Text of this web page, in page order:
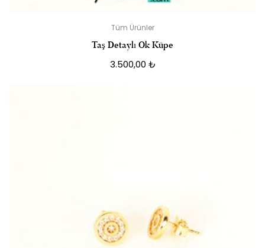
Tüm Ürünler
Taş Detaylı Ok Küpe
3.500,00 ₺